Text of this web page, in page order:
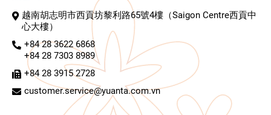
越南胡志明市西貢坊黎利路65號4樓（Saigon Centre西貢中
心大樓）
+84 28 3622 6868
+84 28 7303 8989
+84 28 3915 2728
customer.service@yuanta.com.vn